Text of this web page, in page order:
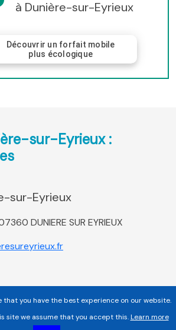
à Dunière-sur-Eyrieux
Découvrir un forfait mobile
plus écologique
sur-Eyrieux :
sur-Eyrieux
DUNIERE SUR EYRIEUX
that you have the best experience on our website.
site we assume that you accept this.Learn more